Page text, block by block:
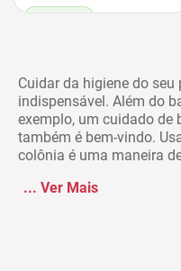
Cuidar da higiene do
indispensável. Além do
exemplo, um cuidado de
também é bem-vindo.
colônia é uma maneira
... Ver Mais